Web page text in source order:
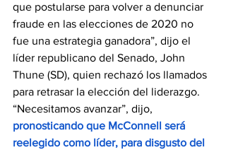
que postularse para volver a denunciar
fraude en las elecciones de 2020 no
fue una estrategia ganadora”, dijo el
líder republicano del Senado, John
Thune (SD), quien rechazó los llamados
para retrasar la elección del liderazgo.
“Necesitamos avanzar”, dijo,
pronosticando que McConnell será
reelegido como líder, para disgusto del